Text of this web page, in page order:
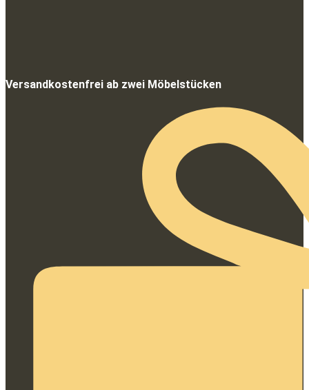
Versandkostenfrei ab zwei Möbelstücken